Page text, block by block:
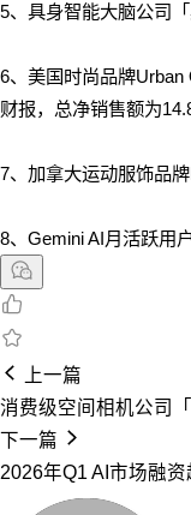
5、具身智能大脑公司
6、美国时尚品牌
财报，总净销售额为
7、加拿大运动服饰品
8、Gemini AI月活跃用
上一篇
消费级空间相机公司
下一篇
2026年Q1 AI市场融